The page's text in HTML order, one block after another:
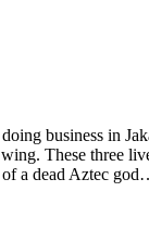
business in
These three
of a dead Aztec